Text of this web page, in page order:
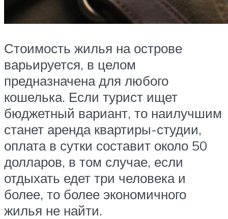
Стоимость жилья на острове
варьируется, в целом
предназначена для любого
кошелька. Если турист ищет
бюджетный вариант, то наилучшим
станет аренда квартиры-студии,
оплата в сутки составит около 50
долларов, в том случае, если
отдыхать едет три человека и
более, то более экономичного
жилья не найти.